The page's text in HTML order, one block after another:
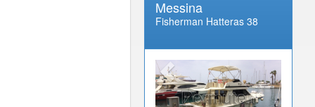
Messina
Fisherman Hatteras 38